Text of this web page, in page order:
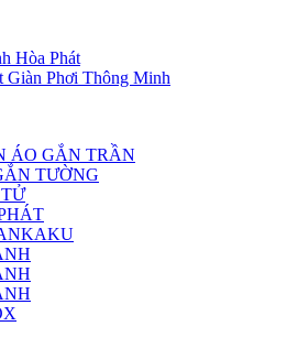
Hòa Phát
Phơi Thông Minh
ÁO GẮN TRẦN
TƯỜNG